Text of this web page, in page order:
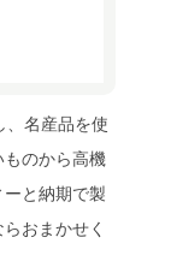
、名産品を使
のから高機
と納期で製
おまかせく